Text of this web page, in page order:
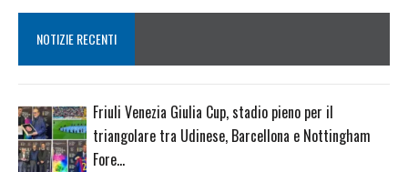
NOTIZIE RECENTI
Friuli Venezia Giulia Cup, stadio pieno per il
triangolare tra Udinese, Barcellona e Nottingham
Fore…